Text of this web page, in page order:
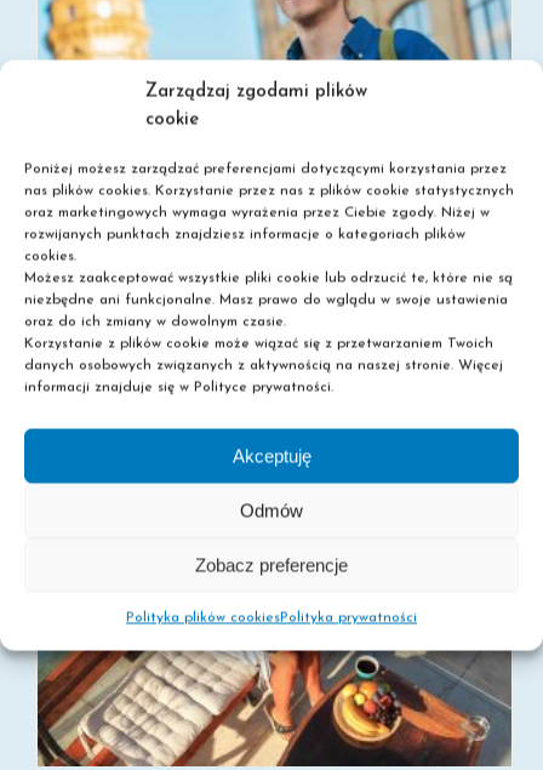
Zarządzaj zgodami plików
cookie
Poniżej możesz zarządzać preferencjami dotyczącymi korzystania przez
nas plików cookies. Korzystanie przez nas z plików cookie statystycznych
oraz marketingowych wymaga wyrażenia przez Ciebie zgody. Niżej w
rozwijanych punktach znajdziesz informacje o kategoriach plików
cookies.
Możesz zaakceptować wszystkie pliki cookie lub odrzucić te, które nie są
niezbędne ani funkcjonalne. Masz prawo do wglądu w swoje ustawienia
oraz do ich zmiany w dowolnym czasie.
Korzystanie z plików cookie może wiązać się z przetwarzaniem Twoich
danych osobowych związanych z aktywnością na naszej stronie. Więcej
informacji znajduje się w Polityce prywatności.
Akceptuję
Odmów
Zobacz preferencje
Polityka plików cookiesPolityka prywatności